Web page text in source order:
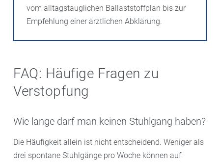
vom alltagstauglichen Ballaststoffplan bis zur
Empfehlung einer ärztlichen Abklärung.
FAQ: Häufige Fragen zu
Verstopfung
Wie lange darf man keinen Stuhlgang haben?
Die Häufigkeit allein ist nicht entscheidend. Weniger als
drei spontane Stuhlgänge pro Woche können auf